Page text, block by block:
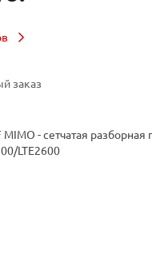
заказ
- сетчатая разборная
LTE2600